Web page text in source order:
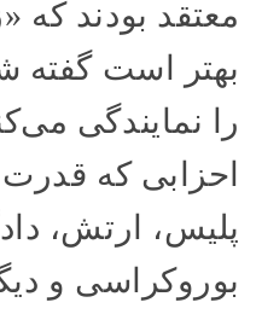
معتقد بودند که
بهتر است گفته
را نمایندگی
احزابی که
پلیس، ارتش،
بوروکراسی و